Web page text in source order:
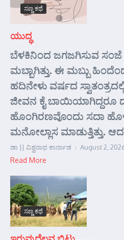
ಸಣ್ಣ ಕಥೆ
ಯುದ್ಧ
ಬೆಳಕಿನಿಂದ ಜಗಜಗಿಸುವ ಸಂಜೆ
ಮಬ್ಬಾಗಿತ್ತು. ಈ ಮಬ್ಬು
ಹದಿನೇಳು ವರ್ಷದ
ಜೀವನ ಕೈ
ಹೊಂಗಿರಣವೊಂದು ಸದಾ
ಮನೋಲ್ಲಾಸ ಮಾಡುತ್ತಿತ್ತು.
ಡಾ || ವಿಶ್ವನಾಥ ಕಾರ್ನಾಡ August 2,
Read More
ಸಣ್ಣ ಕಥೆ